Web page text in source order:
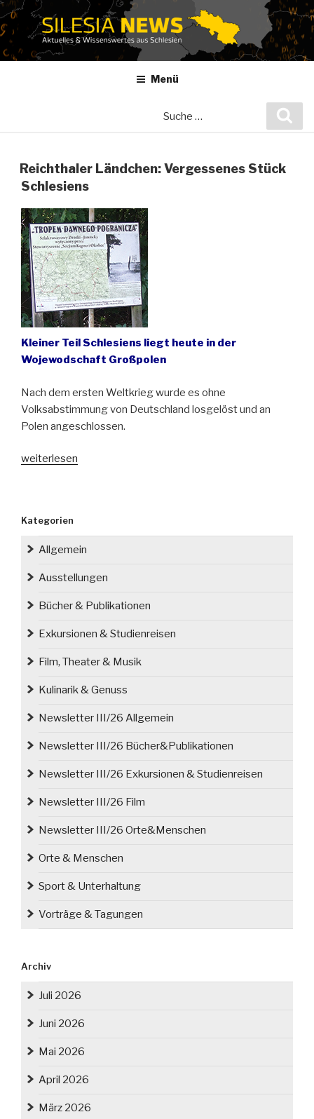
Zum
Inhalt
springen
Menü
Reichthaler Ländchen: Vergessenes Stück
Schlesiens
Kleiner Teil Schlesiens liegt heute in der
Wojewodschaft Großpolen
Nach dem ersten Weltkrieg wurde es ohne
Volksabstimmung von Deutschland losgelöst und an
Polen angeschlossen.
„Reichthaler
Schlesiens“
weiterlesen
Kategorien
Allgemein
Ausstellungen
Bücher & Publikationen
Exkursionen & Studienreisen
Film, Theater & Musik
Kulinarik & Genuss
Newsletter III/26 Allgemein
Newsletter III/26 Bücher&Publikationen
Newsletter III/26 Exkursionen & Studienreisen
Newsletter III/26 Film
Newsletter III/26 Orte&Menschen
Orte & Menschen
Sport & Unterhaltung
Vorträge & Tagungen
Archiv
Juli 2026
Juni 2026
Mai 2026
April 2026
März 2026